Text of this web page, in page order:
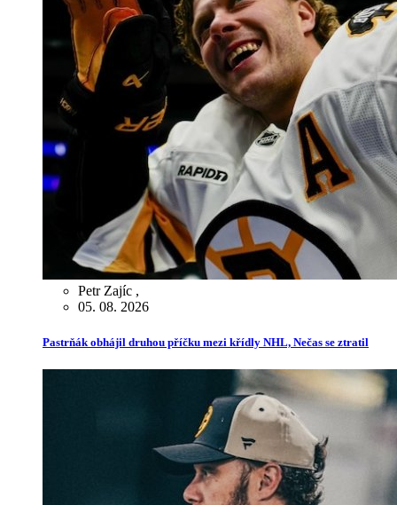
Petr Zajíc ,
05. 08. 2026
Pastrňák obhájil druhou příčku mezi křídly NHL, Nečas se ztratil